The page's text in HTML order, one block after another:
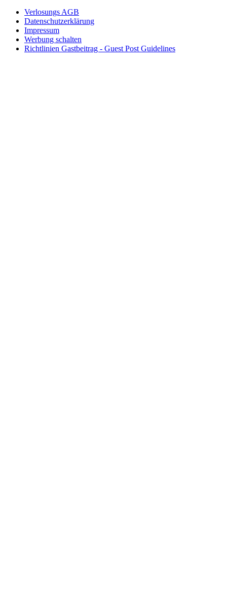
Verlosungs AGB
Datenschutzerklärung
Impressum
Werbung schalten
Richtlinien Gastbeitrag - Guest Post Guidelines